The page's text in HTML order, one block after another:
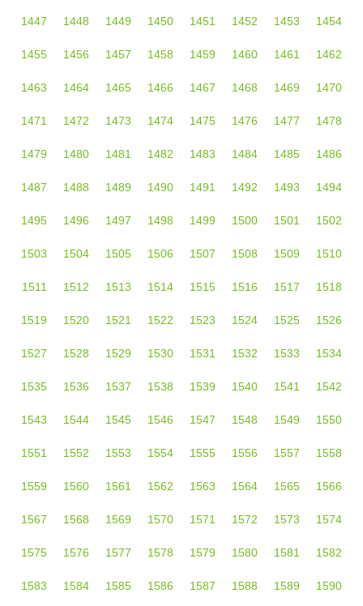
1447 1448 1449 1450 1451 1452 1453 1454
1455 1456 1457 1458 1459 1460 1461 1462
1463 1464 1465 1466 1467 1468 1469 1470
1471 1472 1473 1474 1475 1476 1477 1478
1479 1480 1481 1482 1483 1484 1485 1486
1487 1488 1489 1490 1491 1492 1493 1494
1495 1496 1497 1498 1499 1500 1501 1502
1503 1504 1505 1506 1507 1508 1509 1510
1511 1512 1513 1514 1515 1516 1517 1518
1519 1520 1521 1522 1523 1524 1525 1526
1527 1528 1529 1530 1531 1532 1533 1534
1535 1536 1537 1538 1539 1540 1541 1542
1543 1544 1545 1546 1547 1548 1549 1550
1551 1552 1553 1554 1555 1556 1557 1558
1559 1560 1561 1562 1563 1564 1565 1566
1567 1568 1569 1570 1571 1572 1573 1574
1575 1576 1577 1578 1579 1580 1581 1582
1583 1584 1585 1586 1587 1588 1589 1590